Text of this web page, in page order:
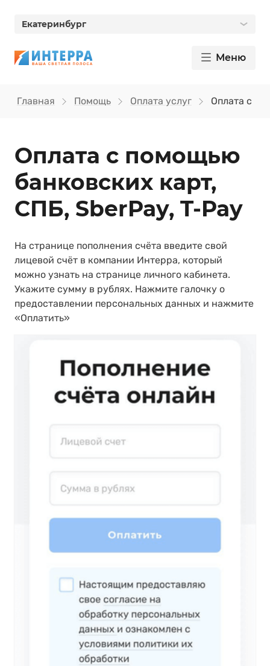
Екатеринбург
Меню
Главная Помощь Оплата услуг Оплата с
Оплата с помощью
банковских карт,
СПБ, SberPay, T‑Pay
На странице пополнения счёта введите свой
лицевой счёт в компании Интерра, который
можно узнать на странице личного кабинета.
Укажите сумму в рублях. Нажмите галочку о
предоставлении персональных данных и нажмите
«Оплатить»